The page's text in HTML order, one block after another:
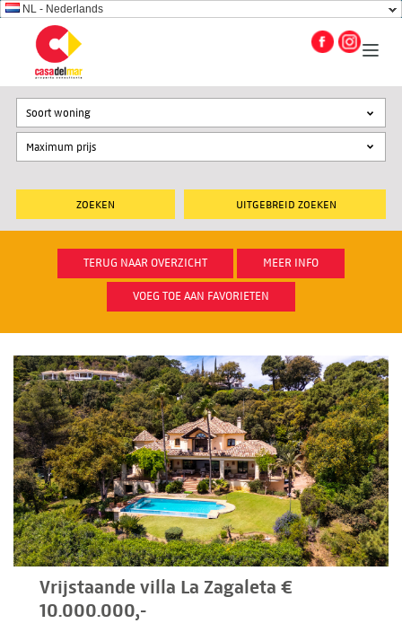
NL - Nederlands
UITGEBREID ZOEKEN
Soort woning
TERUG NAAR OVERZICHT MEER INFO
VOEG TOE AAN FAVORIETEN
Vrijstaande villa La Zagaleta €
10.000.000,-